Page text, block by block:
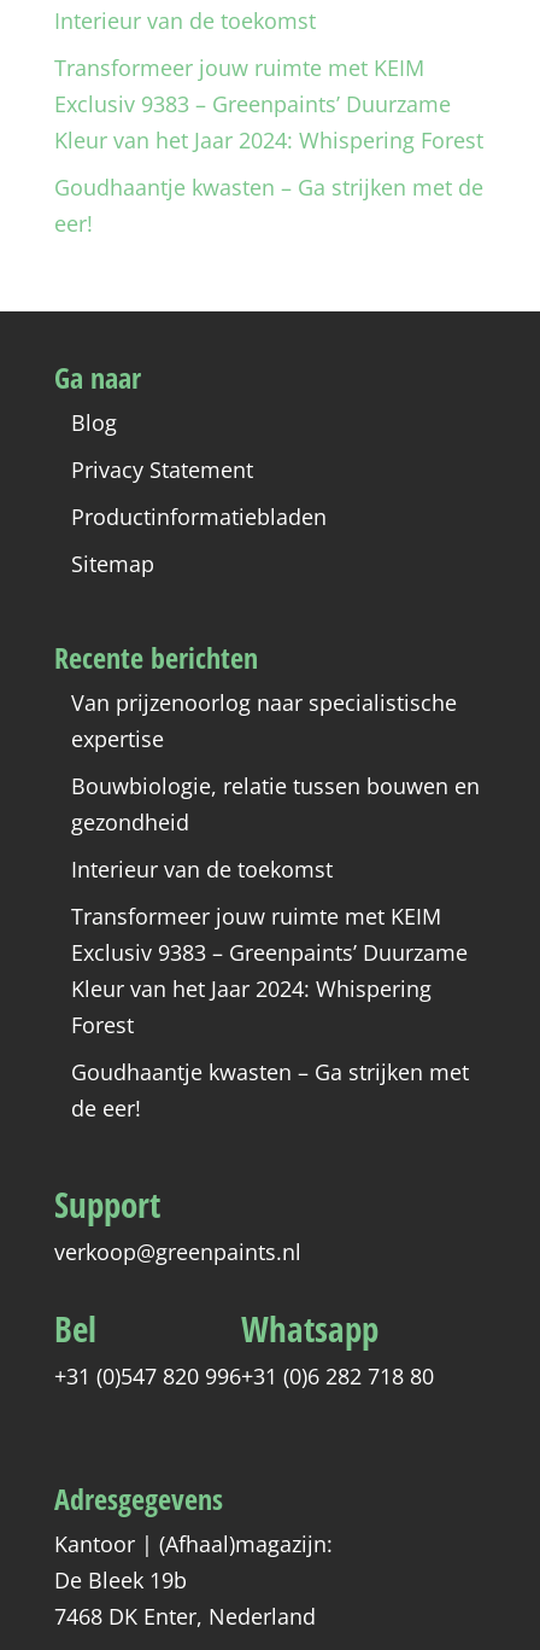
Interieur van de toekomst
Transformeer jouw ruimte met KEIM
Exclusiv 9383 – Greenpaints’ Duurzame
Kleur van het Jaar 2024: Whispering Forest
Goudhaantje kwasten – Ga strijken met de
eer!
Ga naar
Blog
Privacy Statement
Productinformatiebladen
Sitemap
Recente berichten
Van prijzenoorlog naar specialistische
expertise
Bouwbiologie, relatie tussen bouwen en
gezondheid
Interieur van de toekomst
Transformeer jouw ruimte met KEIM
Exclusiv 9383 – Greenpaints’ Duurzame
Kleur van het Jaar 2024: Whispering
Forest
Goudhaantje kwasten – Ga strijken met
de eer!
Support
verkoop@greenpaints.nl
Bel
+31 (0)547 820 996
Whatsapp
+31 (0)6 282 718 80
Adresgegevens
Kantoor | (Afhaal)magazijn:
De Bleek 19b
7468 DK Enter, Nederland